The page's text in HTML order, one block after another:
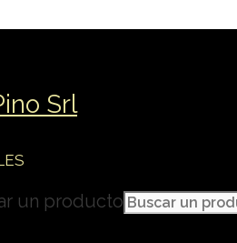
Srl
un producto